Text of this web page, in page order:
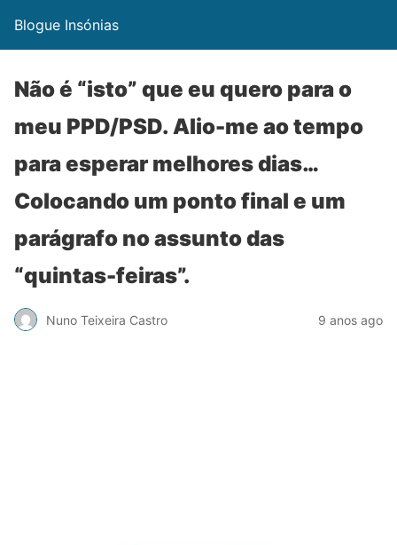
Blogue Insónias
Não é “isto” que eu quero para o
meu PPD/PSD. Alio-me ao tempo
para esperar melhores dias…
Colocando um ponto final e um
parágrafo no assunto das
“quintas-feiras”.
Nuno Teixeira Castro 9 anos ago